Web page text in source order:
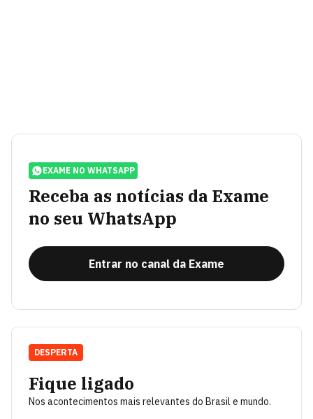
EXAME NO WHATSAPP
Receba as notícias da Exame
no seu WhatsApp
Entrar no canal da Exame
Fique ligado
Nos acontecimentos mais relevantes do Brasil e mundo.
DESPERTA